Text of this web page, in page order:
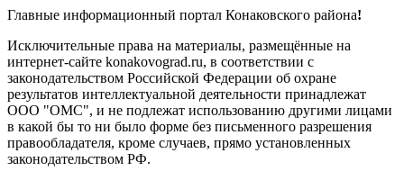
Главные информационный портал Конаковского района!
Исключительные права на материалы, размещённые на
интернет-сайте konakovograd.ru, в соответствии с
законодательством Российской Федерации об охране
результатов интеллектуальной деятельности принадлежат
ООО "ОМС", и не подлежат использованию другими лицами
в какой бы то ни было форме без письменного разрешения
правообладателя, кроме случаев, прямо установленных
законодательством РФ.